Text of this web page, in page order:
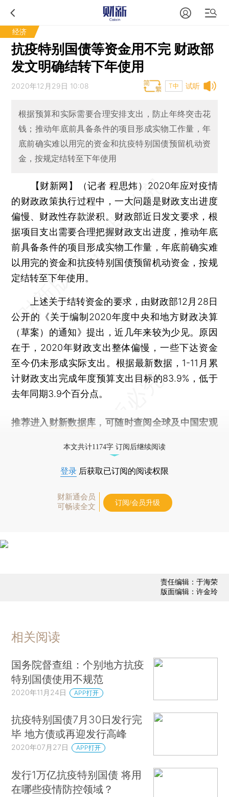
经济
抗疫特别国债等资金用不完 财政部
发文明确结转下年使用
试听
2020年12月29日 10:08 T中
根据预算和实际需要合理安排支出，防止年终突击花
钱；推动年底前具备条件的项目形成实物工作量，年
底前确实难以用完的资金和抗疫特别国债预留机动资
金，按规定结转至下年使用
【财新网】（记者 程思炜） 2020年应对疫情
的财政政策执行过程中，一大问题是财政支出进度
偏慢、财政性存款淤积。财政部近日发文要求，根
据项目支出需要合理把握财政支出进度，推动年底
前具备条件的项目形成实物工作量，年底前确实难
以用完的资金和抗疫特别国债预留机动资金，按规
定结转至下年使用。
上述关于结转资金的要求，由财政部12月28日
公开的《关于编制2020年度中央和地方财政决算
（草案）的通知》提出，近几年来较为少见。原因
在于，2020年财政支出整体偏慢，一些下达资金
至今仍未形成实际支出。根据最新数据，1-11月累
计财政支出完成年度预算支出目标的83.9%，低于
去年同期3.9个百分点。
推荐进入 财新数据库 ，可随时查阅全球及中国宏观
本文共计1174字 订阅后继续阅读
登录 后获取已订阅的阅读权限
财新通会员
可畅读全文
订阅/会员升级
责任编辑：于海荣
版面编辑：许金玲
相关阅读
国务院督查组：个别地方抗疫
特别国债使用不规范
2020年11月24日 APP打开
抗疫特别国债7月30日发行完
毕 地方债或再迎发行高峰
2020年07月27日 APP打开
发行1万亿抗疫特别国债 将用
在哪些疫情防控领域？